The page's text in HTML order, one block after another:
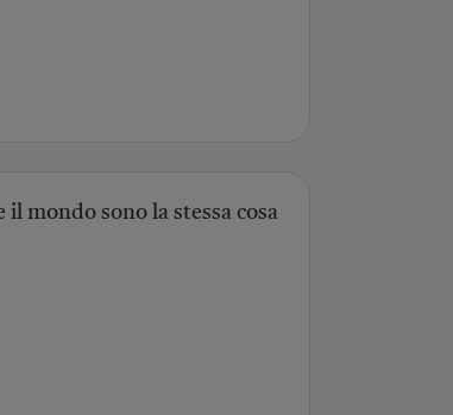
il mondo sono la stessa cosa